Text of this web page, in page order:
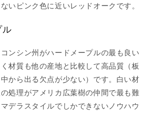
いピンク色に近いレッドオークです。
ル
ンシン州がハードメープルの最も良い
材質も他の産地と比較して高品質（板
から出る欠点が少ない）です。白い材
処理がアメリカ広葉樹の仲間で最も難
デラスタイルでしかできないノウハウ